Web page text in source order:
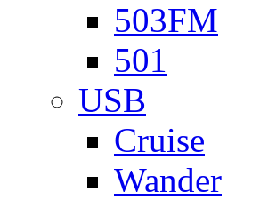
503FM
501
USB
Cruise
Wander